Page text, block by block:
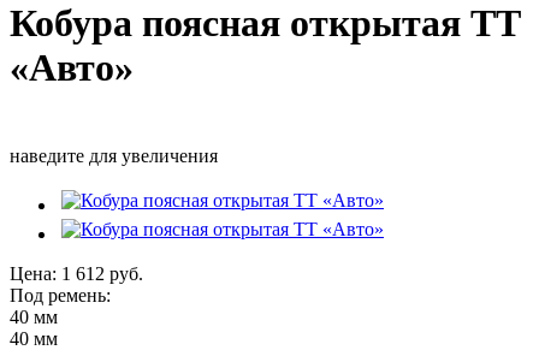
Кобура поясная открытая ТТ
«Авто»
наведите для увеличения
Цена: 1 612 руб.
Под ремень:
40 мм
40 мм